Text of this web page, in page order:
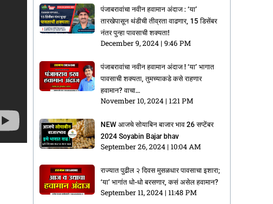
पंजाबरावांचा नवीन हवामान अंदाज : ‘या’
तारखेपासून थंडीची तीव्रता वाढणार, 15 डिसेंबर
नंतर पुन्हा पावसाची शक्यता!
December 9, 2024 9:46 PM
पंजाबरावांचा नवीन हवामान अंदाज ! ‘या’ भागात
पावसाची शक्यता, तुमच्याकडे कसे राहणार
हवामान? वाचा…
November 10, 2024 1:21 PM
NEW आजचे सोयाबिन बाजार भाव 26 सप्टेंबर
2024 Soyabin Bajar bhav
September 26, 2024 10:04 AM
राज्यात पुढील २ दिवस मुसळधार पावसाचा इशारा;
‘या’ भागांत धो-धो बरसणार, कसं असेल हवामान?
September 11, 2024 11:48 PM